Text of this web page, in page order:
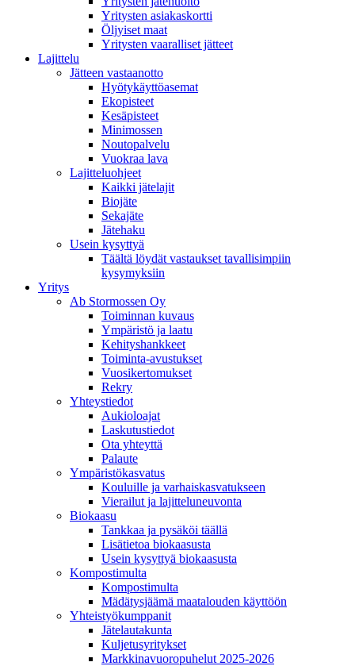
Yritysten asiakaskortti
Öljyiset maat
Yritysten vaaralliset jätteet
Lajittelu
Jätteen vastaanotto
Hyötykäyttöasemat
Ekopisteet
Kesäpisteet
Minimossen
Noutopalvelu
Vuokraa lava
Lajitteluohjeet
Kaikki jätelajit
Biojäte
Sekajäte
Jätehaku
Usein kysyttyä
Täältä löydät vastaukset tavallisimpiin
kysymyksiin
Yritys
Ab Stormossen Oy
Toiminnan kuvaus
Ympäristö ja laatu
Kehityshankkeet
Toiminta-avustukset
Vuosikertomukset
Rekry
Yhteystiedot
Aukioloajat
Laskutustiedot
Ota yhteyttä
Palaute
Ympäristökasvatus
Kouluille ja varhaiskasvatukseen
Vierailut ja lajitteluneuvonta
Biokaasu
Tankkaa ja pysäköi täällä
Lisätietoa biokaasusta
Usein kysyttyä biokaasusta
Kompostimulta
Kompostimulta
Mädätysjäämä maatalouden käyttöön
Yhteistyökumppanit
Jätelautakunta
Kuljetusyritykset
Markkinavuoropuhelut 2025-2026